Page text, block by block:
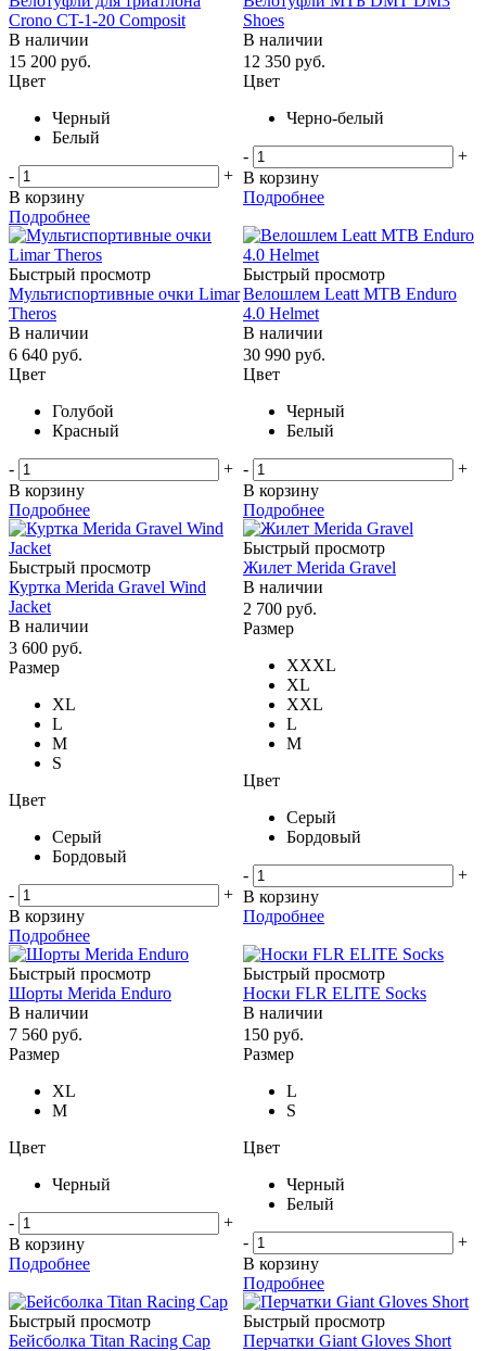
Crono CT-1-20 Composit
В наличии
15 200 руб.
Цвет
Черный
Белый
-
+
В корзину
Подробнее
Shoes
В наличии
12 350 руб.
Цвет
Черно-белый
-
+
В корзину
Подробнее
Быстрый просмотр
Мультиспортивные очки Limar
Theros
В наличии
6 640 руб.
Цвет
Голубой
Красный
-
+
В корзину
Подробнее
Быстрый просмотр
Велошлем Leatt MTB Enduro
4.0 Helmet
В наличии
30 990 руб.
Цвет
Черный
Белый
-
+
В корзину
Подробнее
Быстрый просмотр
Куртка Merida Gravel Wind
Jacket
В наличии
3 600 руб.
Размер
XL
L
M
S
Цвет
Серый
Бордовый
-
+
В корзину
Подробнее
Быстрый просмотр
Жилет Merida Gravel
В наличии
2 700 руб.
Размер
XXXL
XL
XXL
L
M
Цвет
Серый
Бордовый
-
+
В корзину
Подробнее
Быстрый просмотр
Шорты Merida Enduro
В наличии
7 560 руб.
Размер
XL
M
Цвет
Черный
-
+
В корзину
Подробнее
Быстрый просмотр
Носки FLR ELITE Socks
В наличии
150 руб.
Размер
L
S
Цвет
Черный
Белый
-
+
В корзину
Подробнее
Быстрый просмотр
Бейсболка Titan Racing Cap
Быстрый просмотр
Перчатки Giant Gloves Short